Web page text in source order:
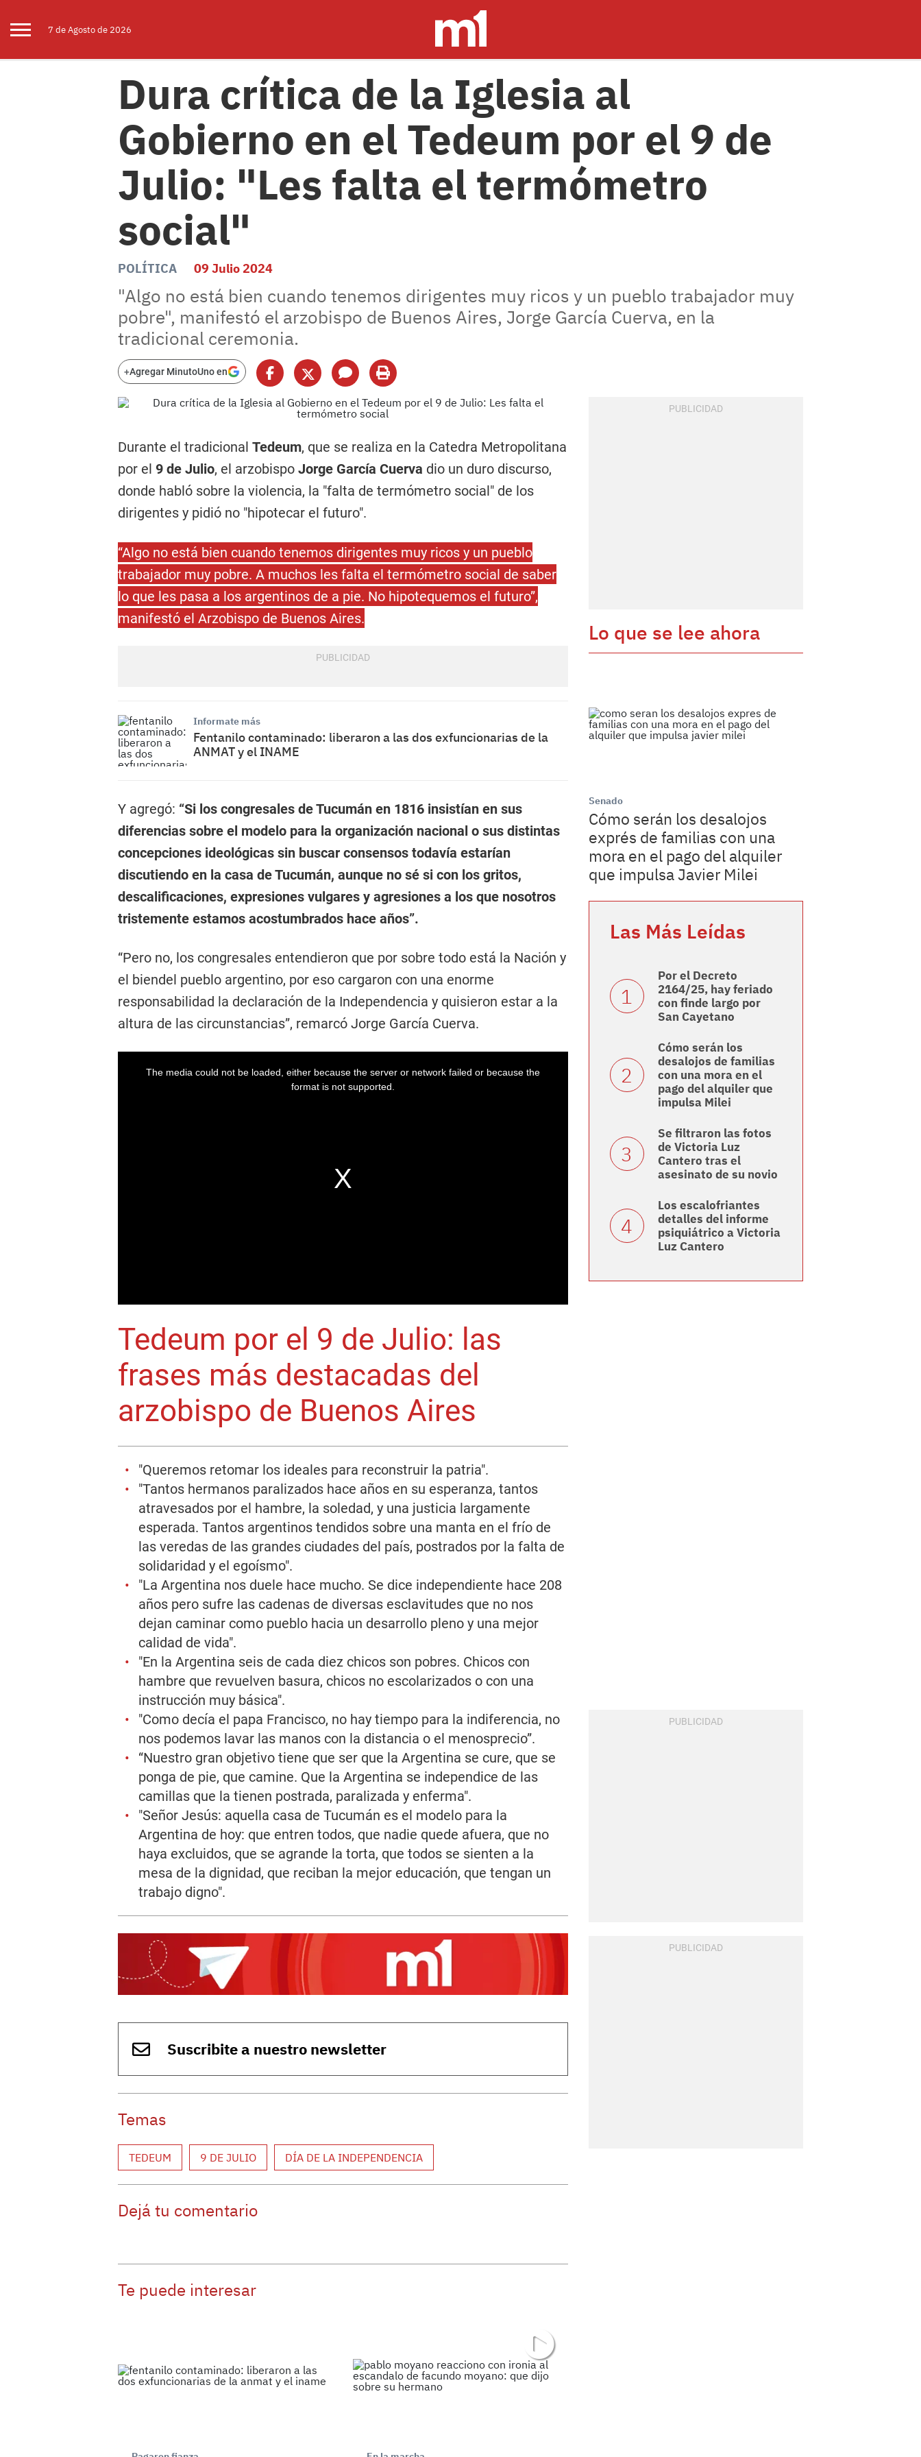
7 deAgostode 2026
Dura crítica de la Iglesia al
Gobierno en el Tedeum por el 9 de
Julio: "Les falta el termómetro
social"
POLÍTICA 09 Julio 2024
"Algo no está bien cuando tenemos dirigentes muy ricos y un pueblo trabajador muy
pobre", manifestó el arzobispo de Buenos Aires, Jorge García Cuerva, en la
tradicional ceremonia.
+Agregar MinutoUno en
Durante el tradicional Tedeum, que se realiza en la Catedra Metropolitana
por el 9 de Julio, el arzobispo Jorge García Cuerva dio un duro discurso,
donde habló sobre la violencia, la "falta de termómetro social" de los
dirigentes y pidió no "hipotecar el futuro".
“Algo no está bien cuando tenemos dirigentes muy ricos y un pueblo
trabajador muy pobre. A muchos les falta el termómetro social de saber
lo que les pasa a los argentinos de a pie. No hipotequemos el futuro”,
manifestó el Arzobispo de Buenos Aires.
Informate más
Fentanilo contaminado: liberaron a las dos exfuncionarias de la
ANMAT y el INAME
Y agregó: “Si los congresales de Tucumán en 1816 insistían en sus
diferencias sobre el modelo para la organización nacional o sus distintas
concepciones ideológicas sin buscar consensos todavía estarían
discutiendo en la casa de Tucumán, aunque no sé si con los gritos,
descalificaciones, expresiones vulgares y agresiones a los que nosotros
tristemente estamos acostumbrados hace años”.
“Pero no, los congresales entendieron que por sobre todo está la Nación y
el biendel pueblo argentino, por eso cargaron con una enorme
responsabilidad la declaración de la Independencia y quisieron estar a la
altura de las circunstancias”, remarcó Jorge García Cuerva.
Tedeum por el 9 de Julio: las
frases más destacadas del
arzobispo de Buenos Aires
"Queremos retomar los ideales para reconstruir la patria".
"Tantos hermanos paralizados hace años en su esperanza, tantos
atravesados por el hambre, la soledad, y una justicia largamente
esperada. Tantos argentinos tendidos sobre una manta en el frío de
las veredas de las grandes ciudades del país, postrados por la falta de
solidaridad y el egoísmo".
"La Argentina nos duele hace mucho. Se dice independiente hace 208
años pero sufre las cadenas de diversas esclavitudes que no nos
dejan caminar como pueblo hacia un desarrollo pleno y una mejor
calidad de vida".
"En la Argentina seis de cada diez chicos son pobres. Chicos con
hambre que revuelven basura, chicos no escolarizados o con una
instrucción muy básica".
"Como decía el papa Francisco, no hay tiempo para la indiferencia, no
nos podemos lavar las manos con la distancia o el menosprecio”.
“Nuestro gran objetivo tiene que ser que la Argentina se cure, que se
ponga de pie, que camine. Que la Argentina se independice de las
camillas que la tienen postrada, paralizada y enferma".
"Señor Jesús: aquella casa de Tucumán es el modelo para la
Argentina de hoy: que entren todos, que nadie quede afuera, que no
haya excluidos, que se agrande la torta, que todos se sienten a la
mesa de la dignidad, que reciban la mejor educación, que tengan un
trabajo digno".
Suscribite a nuestro newsletter
Temas
TEDEUM 9 DE JULIO DÍA DE LA INDEPENDENCIA
Dejá tu comentario
Te puede interesar
Lo que se lee ahora
Senado
Cómo serán los desalojos
exprés de familias con una
mora en el pago del alquiler
que impulsa Javier Milei
Las Más Leídas
Por el Decreto
2164/25, hay feriado
con finde largo por
San Cayetano
Cómo serán los
desalojos de familias
con una mora en el
pago del alquiler que
impulsa Milei
Se filtraron las fotos
de Victoria Luz
Cantero tras el
asesinato de su novio
Los escalofriantes
detalles del informe
psiquiátrico a Victoria
Luz Cantero